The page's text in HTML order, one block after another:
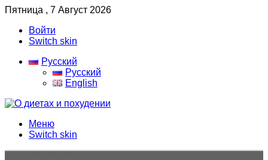
Пятница , 7 Август 2026
Войти
Switch skin
Русский
Русский
English
Меню
Switch skin